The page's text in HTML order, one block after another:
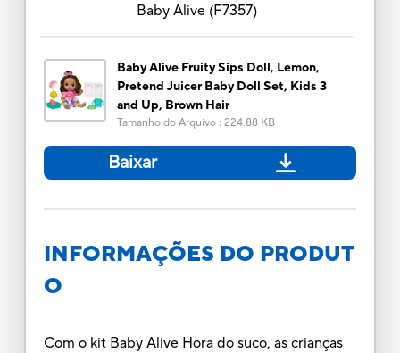
Baby Alive(F7357)
Baby Alive Fruity Sips Doll, Lemon,
Pretend Juicer Baby Doll Set, Kids 3
and Up, Brown Hair
Tamanho do Arquivo: 224.88 KB
Baixar
INFORMAÇÕES DO PRODUT
O
Com o kit Baby Alive Hora do suco, as crianças